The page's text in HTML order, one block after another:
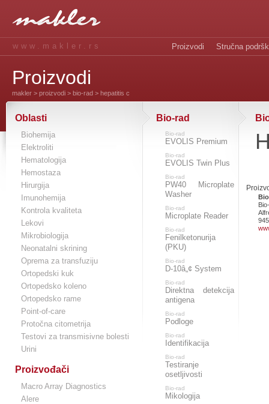
www.makler.rs Proizvodi Stručna
Proizvodi
makler > proizvodi > bio-rad > hepatitis c
Oblasti
Biohemija
Elektroliti
Hematologija
Hemostaza
Hirurgija
Imunohemija
Kontrola kvaliteta
Lekovi
Mikrobiologija
Neonatalni skrining
Oprema za transfuziju
Ortopedski kuk
Ortopedsko koleno
Ortopedsko rame
Point-of-care
Protočna citometrija
Testovi za transmisivne bolesti
Urini
Proizvođači
Macro Array Diagnostics
Alere
Bio-rad
Bio-rad
EVOLIS Premium
Bio-rad
EVOLIS Twin Plus
Bio-rad
PW40 Microplate
Washer
Bio-rad
Microplate Reader
Bio-rad
Fenilketonurija
(PKU)
Bio-rad
D-10â„¢ System
Bio-rad
Direktna detekcija
antigena
Bio-rad
Podloge
Bio-rad
Identifikacija
Bio-rad
Testiranje
osetljivosti
Bio-rad
Mikologija